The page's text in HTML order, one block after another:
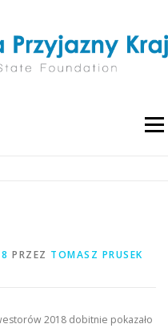
Menu
PRZEZ TOMASZ PRUSEK
2018 dobitnie pokazało